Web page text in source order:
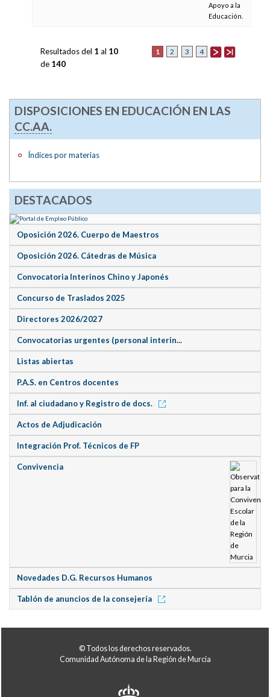
Apoyo a la
Educación.
1 2 3 4
Resultados del 1 al 10
de 140
DISPOSICIONES EN EDUCACIÓN EN LAS
CC.AA.
Índices por materias
DESTACADOS
Oposición 2026. Cuerpo de Maestros
Oposición 2026. Cátedras de Música
Convocatoria Interinos Chino y Japonés
Concurso de Traslados 2025
Directores 2026/2027
Convocatorias urgentes (personal interin...
Listas abiertas
P.A.S. en Centros docentes
Inf. al ciudadano y Registro de docs.
Actos de Adjudicación
Integración Prof. Técnicos de FP
Convivencia
Novedades D.G. Recursos Humanos
Tablón de anuncios de la consejería
© Todos los derechos reservados.
Comunidad Autónoma de la Región de Murcia